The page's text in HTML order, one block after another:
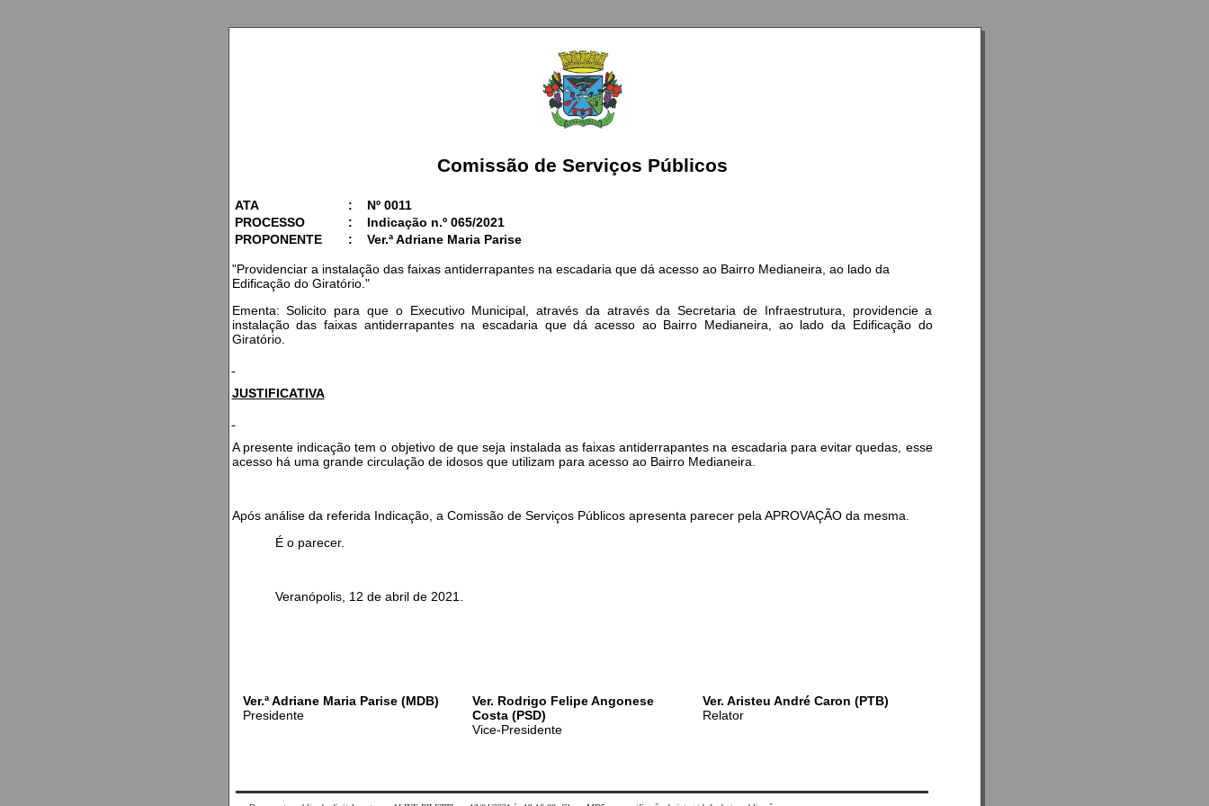
Comissão de Serviços Públicos
ATA :
Nº 0011
PROCESSO
:
Indicação n.º 065/2021
PROPONENTE
: Ver.ª Adriane Maria Parise
"Providenciar a instalação das faixas antiderrapantes na escadaria que dá acesso ao Bairro Medianeira, ao lado da
Edificação do Giratório."
Ementa: Solicito para que o Executivo Municipal, através da através da Secretaria de Infraestrutura, providencie a
instalação das faixas antiderrapantes na escadaria que dá acesso ao Bairro Medianeira, ao lado da Edificação do
Giratório.
JUSTIFICATIVA
A presente indicação tem o objetivo de que seja instalada as faixas antiderrapantes na escadaria para evitar quedas, esse
acesso há uma grande circulação de idosos que utilizam para acesso ao Bairro Medianeira.
Após análise da referida Indicação, a Comissão de Serviços Públicos apresenta parecer pela APROVAÇÃO da mesma.
É o parecer.
Veranópolis, 12 de abril de 2021.
Ver.ª Adriane Maria Parise (MDB)
Presidente
Ver. Rodrigo Felipe Angonese
Costa (PSD)
Vice-Presidente
Ver. Aristeu André Caron (PTB)
Relator